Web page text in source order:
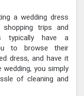
a wedding dress
trips and
typically have a
to browse their
dress, and have it
you simply
of cleaning and